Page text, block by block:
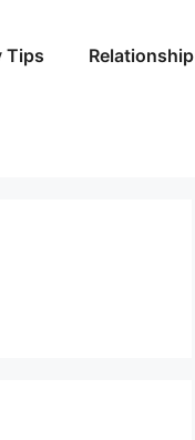
Tips Relationship